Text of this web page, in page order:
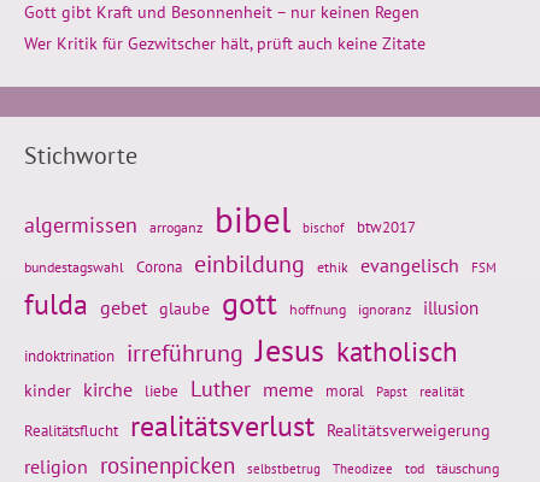
Gott gibt Kraft und Besonnenheit – nur keinen Regen
Wer Kritik für Gezwitscher hält, prüft auch keine Zitate
Stichworte
algermissen arroganz bibel bischof btw2017
bundestagswahl Corona einbildung ethik evangelisch FSM
fulda gebet glaube gott hoffnung ignoranz illusion
indoktrination irreführung Jesus katholisch
kinder kirche liebe Luther meme moral Papst realität
Realitätsflucht realitätsverlust Realitätsverweigerung
religion rosinenpicken selbstbetrug Theodizee tod täuschung